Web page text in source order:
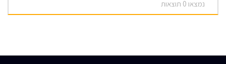
נמצאו 0 תוצאות